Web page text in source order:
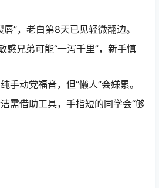
”，老白第8天已见轻微翻边。
感兄弟可能“一泻千里”，新手慎
手动党福音，但“懒人”会嫌累。
需借助工具，手指短的同学会“够